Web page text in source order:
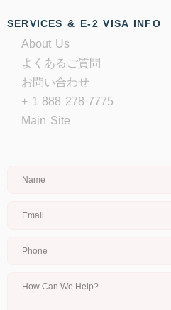
SERVICES & E-2 VISA INFO
About Us
よくあるご質問
お問い合わせ
+ 1 888 278 7775
Main Site